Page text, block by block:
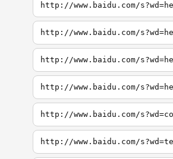
http://www.baidu.com/
http://www.baidu.com/
http://www.baidu.com/
http://www.baidu.com/
http://www.baidu.com/
http://www.baidu.com/